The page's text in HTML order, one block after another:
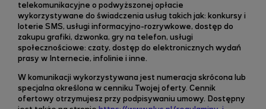
telekomunikacyjne o podwyższonej opłacie
wykorzystywane do świadczenia usług takich jak: konkursy i
loterie SMS, usługi informacyjno-rozrywkowe, dostęp do
zakupu grafiki, dzwonka, gry na telefon, usługi
społecznościowe: czaty, dostęp do elektronicznych wydań
prasy w Internecie, infolinie i inne.
W komunikacji wykorzystywana jest numeracja skrócona lub
specjalna określona w cenniku Twojej oferty. Cennik
ofertowy otrzymujesz przy podpisywaniu umowy. Dostępny